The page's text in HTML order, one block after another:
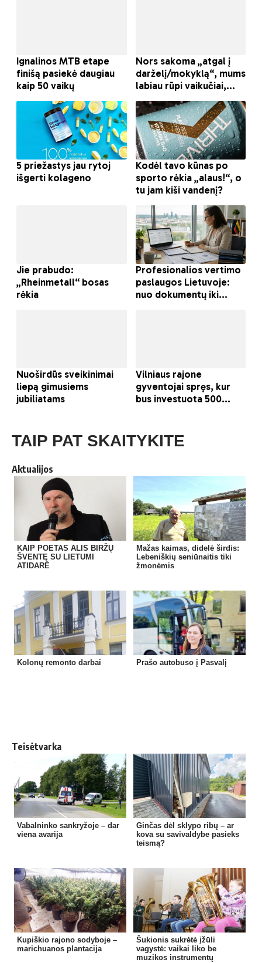
TAIP PAT SKAITYKITE
Aktualijos
KAIP POETAS ALIS BIRŽŲ
ŠVENTĘ SU LIETUMI
ATIDARĖ
Mažas kaimas, didelė širdis:
Lebeniškių seniūnaitis tiki
žmonėmis
Kolonų remonto darbai Prašo autobuso į Pasvalį
Teisėtvarka
Vabalninko sankryžoje – dar
viena avarija
Ginčas dėl sklypo ribų – ar
kova su savivaldybe pasieks
teismą?
Kupiškio rajono sodyboje –
marichuanos plantacija
Šukionis sukrėtė įžūli
vagystė: vaikai liko be
muzikos instrumentų